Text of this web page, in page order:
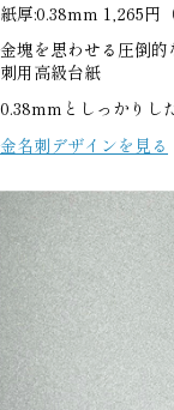
紙厚:0.38mm 1,265円
金塊を思わせる圧倒
刺用高級台紙
0.38mmとしっかりし
金名刺デザインを見る